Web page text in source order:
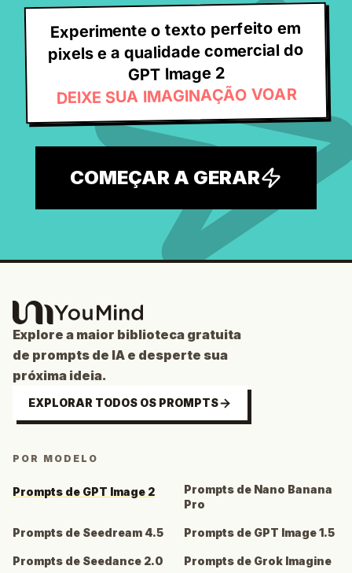
Experimente o texto perfeito em
pixels e a qualidade comercial do
GPT Image 2
DEIXE SUA IMAGINAÇÃO VOAR
COMEÇAR A GERAR
Explore a maior biblioteca gratuita
de prompts de IA e desperte sua
próxima ideia.
EXPLORAR TODOS OS PROMPTS
POR MODELO
Prompts de GPT Image 2
Prompts de Nano Banana
Pro
Prompts de Seedream 4.5 Prompts de GPT Image 1.5
Prompts de Seedance 2.0 Prompts de Grok Imagine